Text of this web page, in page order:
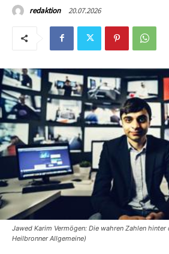
redaktion 20.07.2026
Jawed Karim Vermögen: Die wahren Zahlen
Heilbronner Allgemeine)